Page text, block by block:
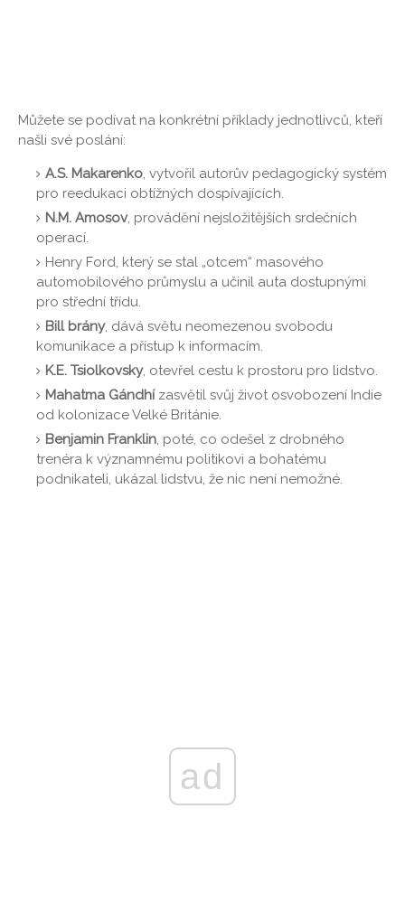
Můžete se podívat na konkrétní příklady jednotlivců, kteří
našli své poslání:
A.S. Makarenko, vytvořil autorův pedagogický systém
pro reedukaci obtížných dospívajících.
N.M. Amosov, provádění nejsložitějších srdečních
operací.
Henry Ford, který se stal „otcem“ masového
automobilového průmyslu a učinil auta dostupnými
pro střední třídu.
Bill brány, dává světu neomezenou svobodu
komunikace a přístup k informacím.
K.E. Tsiolkovsky, otevřel cestu k prostoru pro lidstvo.
Mahatma Gándhízasvětil svůj život osvobození Indie
od kolonizace Velké Británie.
Benjamin Franklin, poté, co odešel z drobného
trenéra k významnému politikovi a bohatému
podnikateli, ukázal lidstvu, že nic není nemožné.
ad